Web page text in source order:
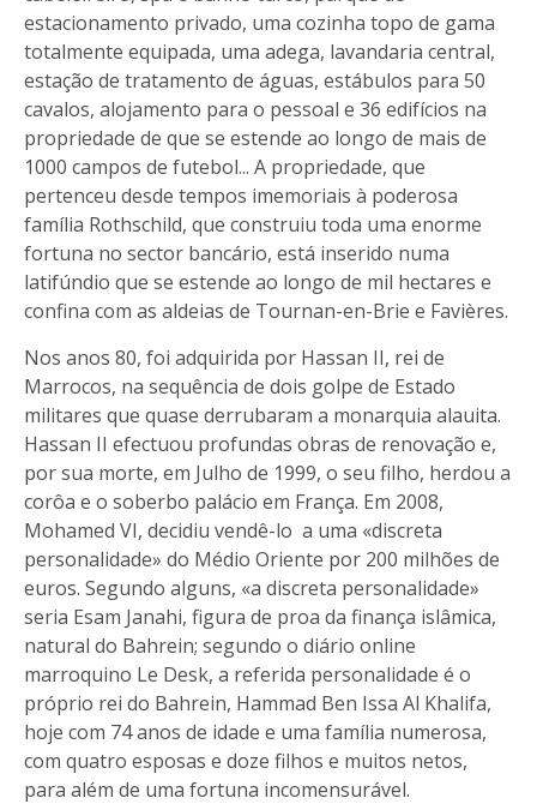
estacionamento privado, uma cozinha topo de gama
totalmente equipada, uma adega, lavandaria central,
estação de tratamento de águas, estábulos para 50
cavalos, alojamento para o pessoal e 36 edifícios na
propriedade de que se estende ao longo de mais de
1000 campos de futebol... A propriedade, que
pertenceu desde tempos imemoriais à poderosa
família Rothschild, que construiu toda uma enorme
fortuna no sector bancário, está inserido numa
latifúndio que se estende ao longo de mil hectares e
confina com as aldeias de Tournan-en-Brie e Favières.
Nos anos 80, foi adquirida por Hassan II, rei de
Marrocos, na sequência de dois golpe de Estado
militares que quase derrubaram a monarquia alauita.
Hassan II efectuou profundas obras de renovação e,
por sua morte, em Julho de 1999, o seu filho, herdou a
corôa e o soberbo palácio em França. Em 2008,
Mohamed VI, decidiu vendê-lo a uma «discreta
personalidade» do Médio Oriente por 200 milhões de
euros. Segundo alguns, «a discreta personalidade»
seria Esam Janahi, figura de proa da finança islâmica,
natural do Bahrein; segundo o diário online
marroquino Le Desk, a referida personalidade é o
próprio rei do Bahrein, Hammad Ben Issa Al Khalifa,
hoje com 74 anos de idade e uma família numerosa,
com quatro esposas e doze filhos e muitos netos,
para além de uma fortuna incomensurável.